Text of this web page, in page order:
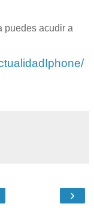
puedes acudir a
›